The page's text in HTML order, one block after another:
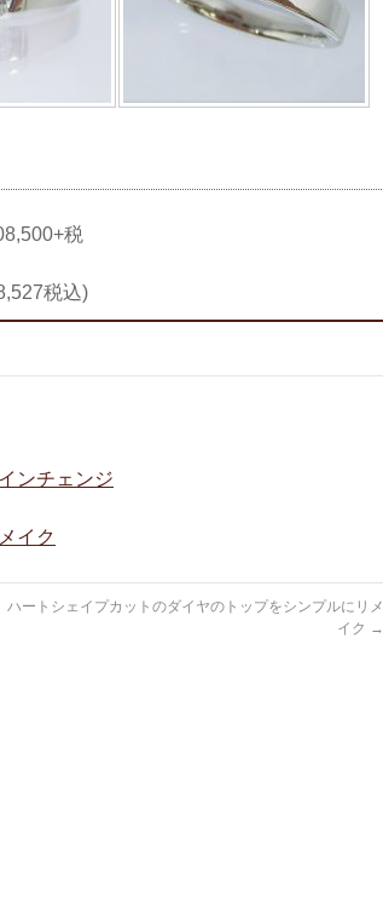
税
税込)
ンチェンジ
イク
ハートシェイプカットのダイヤのトップをシンプルにリメ
イク →